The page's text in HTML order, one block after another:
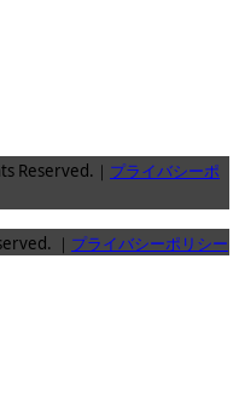
Reserved.｜ プライバシーポ
｜ プライバシーポリシー